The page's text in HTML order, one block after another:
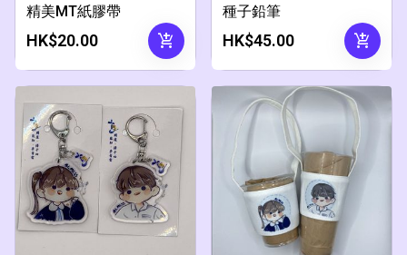
精美MT紙膠帶
HK$20.00 add_shopping_cart
種子鉛筆
HK$45.00 add_shopping_cart